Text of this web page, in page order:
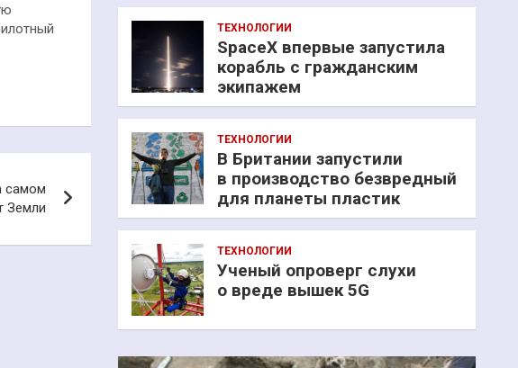
самом
Земли
ТЕХНОЛОГИИ
SpaceX впервые запустила
корабль с гражданским
экипажем
ТЕХНОЛОГИИ
В Британии запустили
в производство безвредный
для планеты пластик
ТЕХНОЛОГИИ
Ученый опроверг слухи
о вреде вышек 5G